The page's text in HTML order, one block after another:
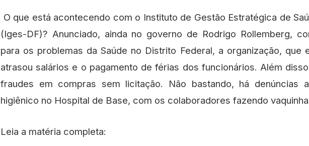
O que está acontecendo com o Instituto de Gestão Estratégica de
(Iges-DF)? Anunciado, ainda no governo de Rodrigo Rollemberg,
para os problemas da Saúde no Distrito Federal, a organização, que
atrasou salários e o pagamento de férias dos funcionários. Além
fraudes em compras sem licitação. Não bastando, há denúncias
higiênico no Hospital de Base, com os colaboradores fazendo
Leia a matéria completa: